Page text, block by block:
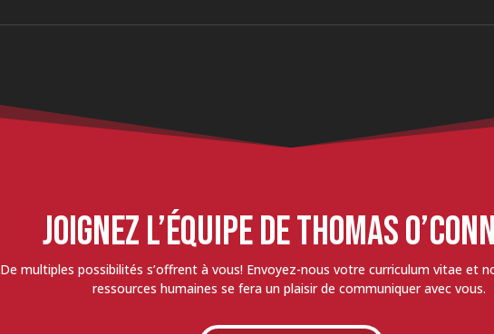
JOIGNEZ L’ÉQUIPE DE THOMAS
De multiples possibilités s’offrent à vous! Envoyez-nous votre curriculum vitae et
ressources humaines se fera un plaisir de communiquer avec vous.